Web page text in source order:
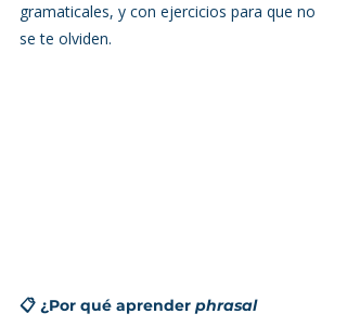
gramaticales, y con ejercicios para que no
se te olviden.
📋 ¿Por qué aprender phrasal